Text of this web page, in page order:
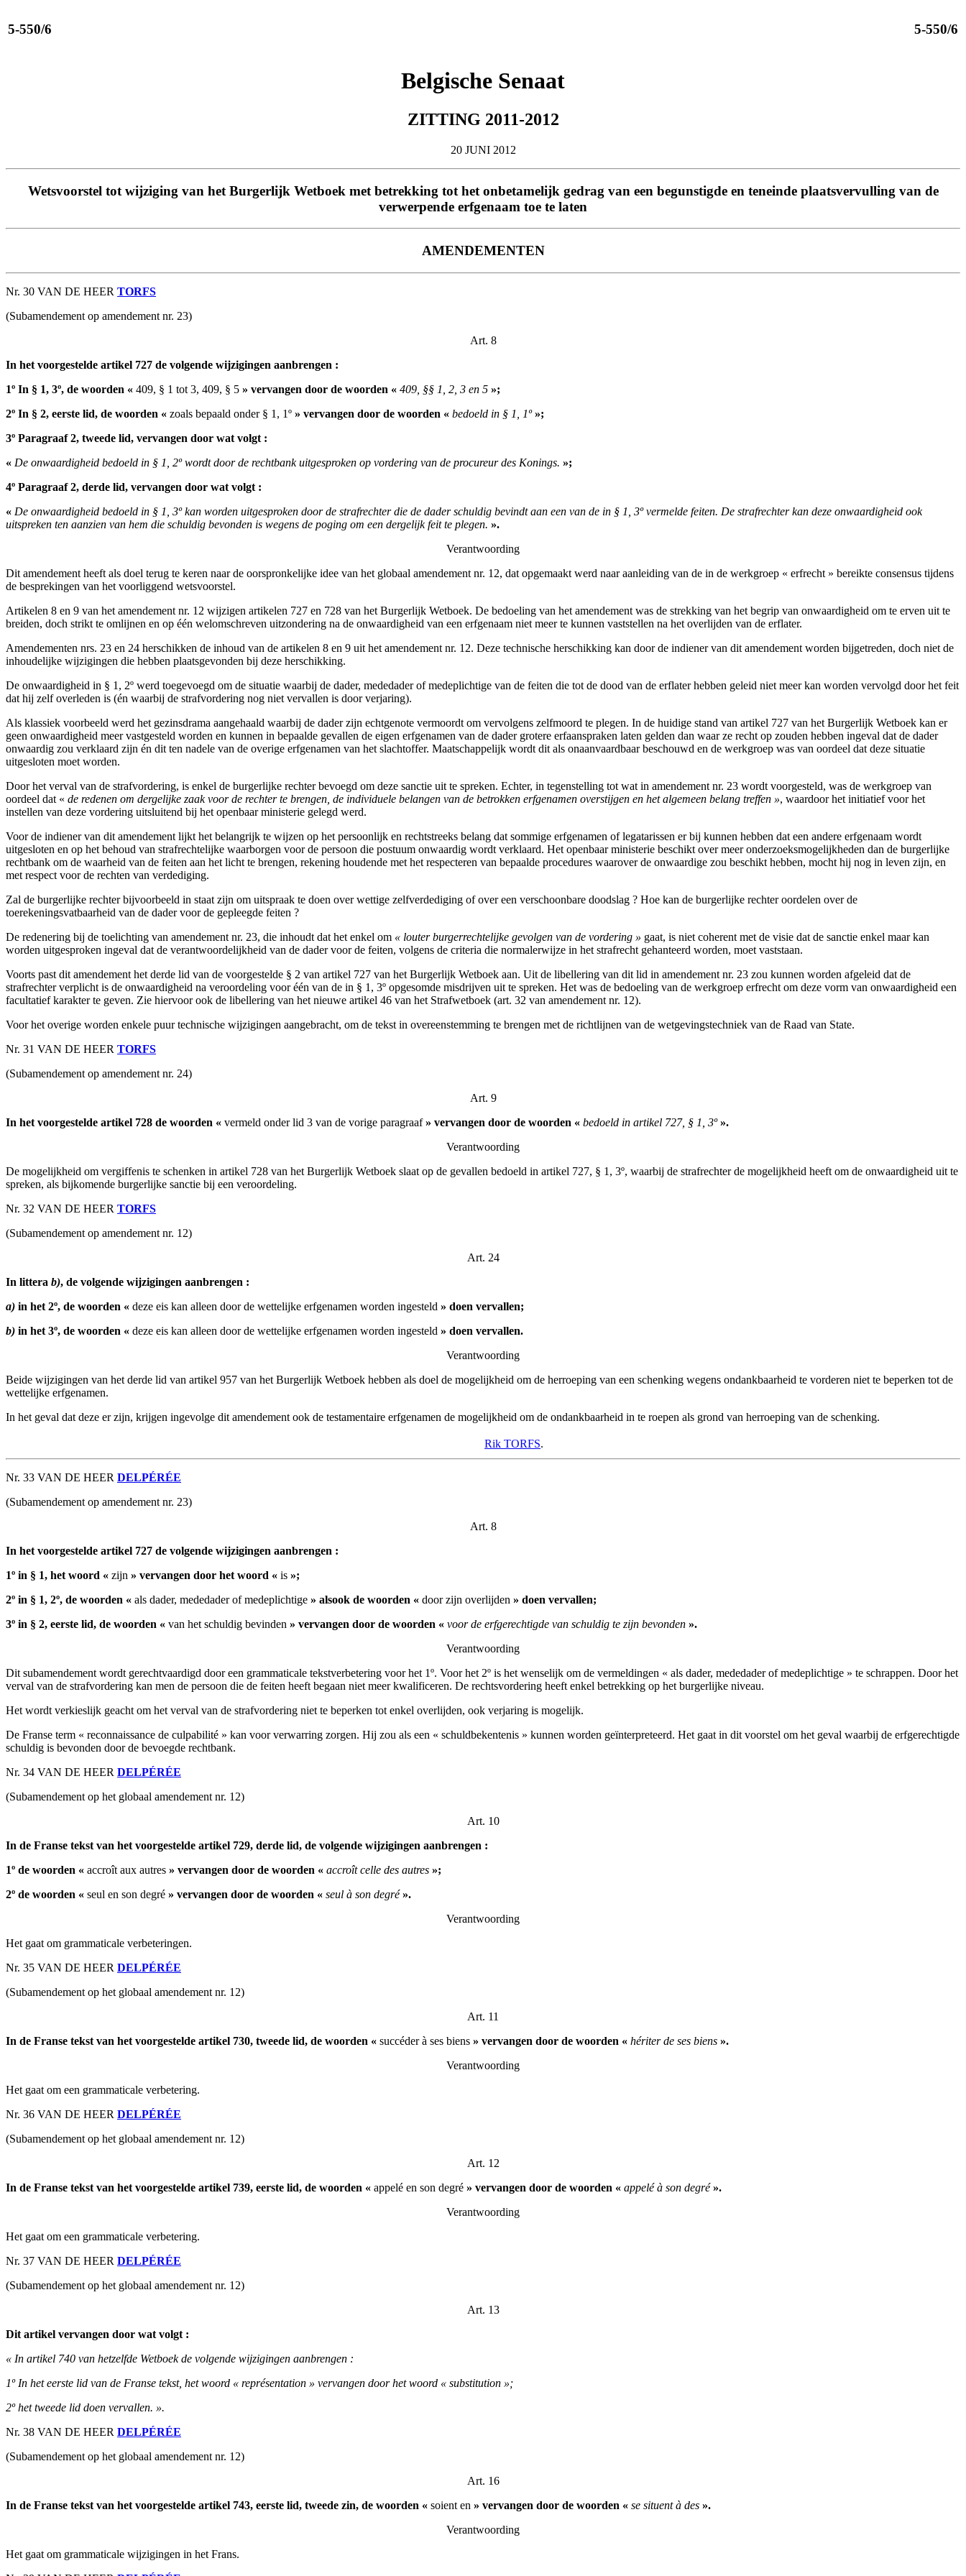
5-550/6 5-550/6
Belgische Senaat
ZITTING 2011-2012
20 JUNI 2012
Wetsvoorstel tot wijziging van het Burgerlijk Wetboek met betrekking tot het onbetamelijk gedrag van een begunstigde en teneinde plaatsvervulling van de
verwerpende erfgenaam toe te laten
AMENDEMENTEN
Nr. 30 VAN DE HEER TORFS
(Subamendement op amendement nr. 23)
Art. 8
In het voorgestelde artikel 727 de volgende wijzigingen aanbrengen :
1º In § 1, 3º, de woorden « 409, § 1 tot 3, 409, § 5 » vervangen door de woorden « 409, §§ 1, 2, 3 en 5 »;
2º In § 2, eerste lid, de woorden « zoals bepaald onder § 1, 1º » vervangen door de woorden « bedoeld in § 1, 1º»;
3º Paragraaf 2, tweede lid, vervangen door wat volgt :
« De onwaardigheid bedoeld in § 1, 2º wordt door de rechtbank uitgesproken op vordering van de procureur des Konings. »;
4º Paragraaf 2, derde lid, vervangen door wat volgt :
« De onwaardigheid bedoeld in § 1, 3º kan worden uitgesproken door de strafrechter die de dader schuldig bevindt aan een van de in § 1, 3º vermelde feiten. De strafrechter kan deze onwaardigheid ook
uitspreken ten aanzien van hem die schuldig bevonden is wegens de poging om een dergelijk feit te plegen. ».
Verantwoording
Dit amendement heeft als doel terug te keren naar de oorspronkelijke idee van het globaal amendement nr. 12, dat opgemaakt werd naar aanleiding van de in de werkgroep « erfrecht » bereikte consensus tijdens
de besprekingen van het voorliggend wetsvoorstel.
Artikelen 8 en 9 van het amendement nr. 12 wijzigen artikelen 727 en 728 van het Burgerlijk Wetboek. De bedoeling van het amendement was de strekking van het begrip van onwaardigheid om te erven uit te
breiden, doch strikt te omlijnen en op één welomschreven uitzondering na de onwaardigheid van een erfgenaam niet meer te kunnen vaststellen na het overlijden van de erflater.
Amendementen nrs. 23 en 24 herschikken de inhoud van de artikelen 8 en 9 uit het amendement nr. 12. Deze technische herschikking kan door de indiener van dit amendement worden bijgetreden, doch niet de
inhoudelijke wijzigingen die hebben plaatsgevonden bij deze herschikking.
De onwaardigheid in § 1, 2º werd toegevoegd om de situatie waarbij de dader, mededader of medeplichtige van de feiten die tot de dood van de erflater hebben geleid niet meer kan worden vervolgd door het feit
dat hij zelf overleden is (én waarbij de strafvordering nog niet vervallen is door verjaring).
Als klassiek voorbeeld werd het gezinsdrama aangehaald waarbij de dader zijn echtgenote vermoordt om vervolgens zelfmoord te plegen. In de huidige stand van artikel 727 van het Burgerlijk Wetboek kan er
geen onwaardigheid meer vastgesteld worden en kunnen in bepaalde gevallen de eigen erfgenamen van de dader grotere erfaanspraken laten gelden dan waar ze recht op zouden hebben ingeval dat de dader
onwaardig zou verklaard zijn én dit ten nadele van de overige erfgenamen van het slachtoffer. Maatschappelijk wordt dit als onaanvaardbaar beschouwd en de werkgroep was van oordeel dat deze situatie
uitgesloten moet worden.
Door het verval van de strafvordering, is enkel de burgerlijke rechter bevoegd om deze sanctie uit te spreken. Echter, in tegenstelling tot wat in amendement nr. 23 wordt voorgesteld, was de werkgroep van
oordeel dat « de redenen om dergelijke zaak voor de rechter te brengen, de individuele belangen van de betrokken erfgenamen overstijgen en het algemeen belang treffen », waardoor het initiatief voor het
instellen van deze vordering uitsluitend bij het openbaar ministerie gelegd werd.
Voor de indiener van dit amendement lijkt het belangrijk te wijzen op het persoonlijk en rechtstreeks belang dat sommige erfgenamen of legatarissen er bij kunnen hebben dat een andere erfgenaam wordt
uitgesloten en op het behoud van strafrechtelijke waarborgen voor de persoon die postuum onwaardig wordt verklaard. Het openbaar ministerie beschikt over meer onderzoeksmogelijkheden dan de burgerlijke
rechtbank om de waarheid van de feiten aan het licht te brengen, rekening houdende met het respecteren van bepaalde procedures waarover de onwaardige zou beschikt hebben, mocht hij nog in leven zijn, en
met respect voor de rechten van verdediging.
Zal de burgerlijke rechter bijvoorbeeld in staat zijn om uitspraak te doen over wettige zelfverdediging of over een verschoonbare doodslag ? Hoe kan de burgerlijke rechter oordelen over de
toerekeningsvatbaarheid van de dader voor de gepleegde feiten ?
De redenering bij de toelichting van amendement nr. 23, die inhoudt dat het enkel om « louter burgerrechtelijke gevolgen van de vordering » gaat, is niet coherent met de visie dat de sanctie enkel maar kan
worden uitgesproken ingeval dat de verantwoordelijkheid van de dader voor de feiten, volgens de criteria die normalerwijze in het strafrecht gehanteerd worden, moet vaststaan.
Voorts past dit amendement het derde lid van de voorgestelde § 2 van artikel 727 van het Burgerlijk Wetboek aan. Uit de libellering van dit lid in amendement nr. 23 zou kunnen worden afgeleid dat de
strafrechter verplicht is de onwaardigheid na veroordeling voor één van de in § 1, 3º opgesomde misdrijven uit te spreken. Het was de bedoeling van de werkgroep erfrecht om deze vorm van onwaardigheid een
facultatief karakter te geven. Zie hiervoor ook de libellering van het nieuwe artikel 46 van het Strafwetboek (art. 32 van amendement nr. 12).
Voor het overige worden enkele puur technische wijzigingen aangebracht, om de tekst in overeenstemming te brengen met de richtlijnen van de wetgevingstechniek van de Raad van State.
Nr. 31 VAN DE HEER TORFS
(Subamendement op amendement nr. 24)
Art. 9
In het voorgestelde artikel 728 de woorden « vermeld onder lid 3 van de vorige paragraaf» vervangen door de woorden « bedoeld in artikel 727, § 1, 3º».
Verantwoording
De mogelijkheid om vergiffenis te schenken in artikel 728 van het Burgerlijk Wetboek slaat op de gevallen bedoeld in artikel 727, § 1, 3º, waarbij de strafrechter de mogelijkheid heeft om de onwaardigheid uit te
spreken, als bijkomende burgerlijke sanctie bij een veroordeling.
Nr. 32 VAN DE HEER TORFS
(Subamendement op amendement nr. 12)
Art. 24
In littera b), de volgende wijzigingen aanbrengen :
a) in het 2º, de woorden « deze eis kan alleen door de wettelijke erfgenamen worden ingesteld » doen vervallen;
b) in het 3º, de woorden « deze eis kan alleen door de wettelijke erfgenamen worden ingesteld » doen vervallen.
Verantwoording
Beide wijzigingen van het derde lid van artikel 957 van het Burgerlijk Wetboek hebben als doel de mogelijkheid om de herroeping van een schenking wegens ondankbaarheid te vorderen niet te beperken tot de
wettelijke erfgenamen.
In het geval dat deze er zijn, krijgen ingevolge dit amendement ook de testamentaire erfgenamen de mogelijkheid om de ondankbaarheid in te roepen als grond van herroeping van de schenking.
Rik TORFS.
Nr. 33 VAN DE HEER DELPÉRÉE
(Subamendement op amendement nr. 23)
Art. 8
In het voorgestelde artikel 727 de volgende wijzigingen aanbrengen :
1º in § 1, het woord « zijn » vervangen door het woord « is »;
2º in § 1, 2º, de woorden « als dader, mededader of medeplichtige » alsook de woorden « door zijn overlijden » doen vervallen;
3º in § 2, eerste lid, de woorden « van het schuldig bevinden » vervangen door de woorden « voor de erfgerechtigde van schuldig te zijn bevonden ».
Verantwoording
Dit subamendement wordt gerechtvaardigd door een grammaticale tekstverbetering voor het 1º. Voor het 2º is het wenselijk om de vermeldingen « als dader, mededader of medeplichtige » te schrappen. Door het
verval van de strafvordering kan men de persoon die de feiten heeft begaan niet meer kwalificeren. De rechtsvordering heeft enkel betrekking op het burgerlijke niveau.
Het wordt verkieslijk geacht om het verval van de strafvordering niet te beperken tot enkel overlijden, ook verjaring is mogelijk.
De Franse term « reconnaissance de culpabilité » kan voor verwarring zorgen. Hij zou als een « schuldbekentenis » kunnen worden geïnterpreteerd. Het gaat in dit voorstel om het geval waarbij de erfgerechtigde
schuldig is bevonden door de bevoegde rechtbank.
Nr. 34 VAN DE HEER DELPÉRÉE
(Subamendement op het globaal amendement nr. 12)
Art. 10
In de Franse tekst van het voorgestelde artikel 729, derde lid, de volgende wijzigingen aanbrengen :
1º de woorden « accroît aux autres » vervangen door de woorden « accroît celle des autres »;
2º de woorden « seul en son degré » vervangen door de woorden « seul à son degré».
Verantwoording
Het gaat om grammaticale verbeteringen.
Nr. 35 VAN DE HEER DELPÉRÉE
(Subamendement op het globaal amendement nr. 12)
Art. 11
In de Franse tekst van het voorgestelde artikel 730, tweede lid, de woorden « succéder à ses biens » vervangen door de woorden « hériter de ses biens ».
Verantwoording
Het gaat om een grammaticale verbetering.
Nr. 36 VAN DE HEER DELPÉRÉE
(Subamendement op het globaal amendement nr. 12)
Art. 12
In de Franse tekst van het voorgestelde artikel 739, eerste lid, de woorden « appelé en son degré » vervangen door de woorden « appelé à son degré».
Verantwoording
Het gaat om een grammaticale verbetering.
Nr. 37 VAN DE HEER DELPÉRÉE
(Subamendement op het globaal amendement nr. 12)
Art. 13
Dit artikel vervangen door wat volgt :
« In artikel 740 van hetzelfde Wetboek de volgende wijzigingen aanbrengen :
1º In het eerste lid van de Franse tekst, het woord « représentation » vervangen door het woord « substitution »;
2º het tweede lid doen vervallen. ».
Nr. 38 VAN DE HEER DELPÉRÉE
(Subamendement op het globaal amendement nr. 12)
Art. 16
In de Franse tekst van het voorgestelde artikel 743, eerste lid, tweede zin, de woorden « soient en » vervangen door de woorden « se situent à des ».
Verantwoording
Het gaat om grammaticale wijzigingen in het Frans.